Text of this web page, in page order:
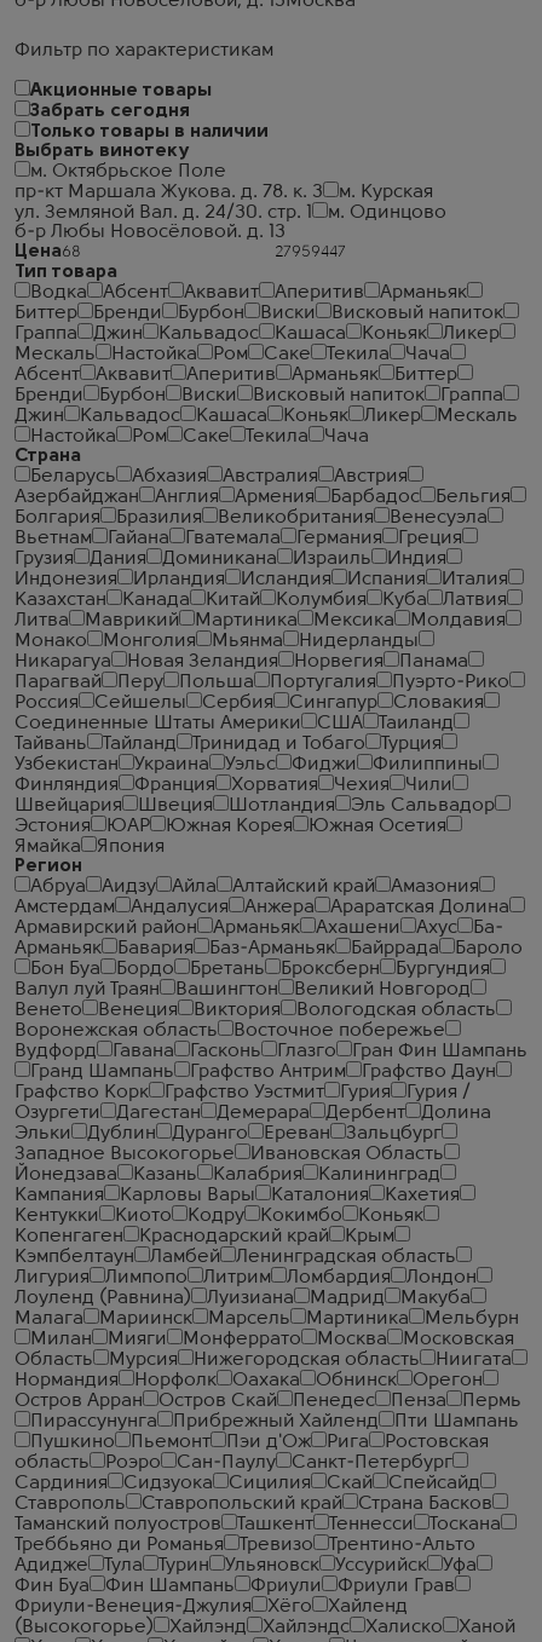
Фильтр по характеристикам
Акционные товары
Забрать сегодня
Только товары в наличии
Выбрать винотеку
м. Октябрьское Поле
пр-кт Маршала Жукова. д. 78. к. 3
м. Курская
ул. Земляной Вал. д. 24/30. стр. 1
м. Одинцово
б-р Любы Новосёловой. д. 13
Цена
Тип товара
Водка
Абсент Аквавит Аперитив
Арманьяк
Биттер
Бренди Бурбон Виски
Висковый напиток
Граппа
Джин Кальвадос Кашаса Коньяк
Ликер
Мескаль
Настойка Ром Саке Текила
Чача
Абсент
Аквавит Аперитив Арманьяк
Биттер
Бренди
Бурбон Виски Висковый напиток
Граппа
Джин
Кальвадос Кашаса Коньяк Ликер
Мескаль
Настойка
Ром Саке Текила
Чача
Страна
Беларусь
Абхазия Австралия
Австрия
Азербайджан
Англия Армения Барбадос
Бельгия
Болгария
Бразилия Великобритания
Венесуэла
Вьетнам
Гайана Гватемала Германия
Греция
Грузия
Дания Доминикана Израиль
Индия
Индонезия
Ирландия Исландия Испания
Италия
Казахстан
Канада Китай Колумбия Куба
Латвия
Литва
Маврикий Мартиника Мексика
Молдавия
Монако
Монголия Мьянма
Нидерланды
Никарагуа
Новая Зеландия Норвегия
Панама
Парагвай
Перу Польша Португалия
Пуэрто-Рико
Россия
Сейшелы Сербия Сингапур
Словакия
Соединенные Штаты Америки
США
Таиланд
Тайвань
Тайланд Тринидад и Тобаго
Турция
Узбекистан
Украина Уэльс Фиджи
Филиппины
Финляндия
Франция Хорватия Чехия
Чили
Швейцария
Швеция Шотландия
Эль Сальвадор
Эстония
ЮАР Южная Корея
Южная Осетия
Ямайка
Япония
Регион
Абруа
Аидзу Айла Алтайский край
Амазония
Амстердам
Андалусия Анжера
Араратская Долина
Армавирский район
Арманьяк Ахашени Ахус
Ба-
Арманьяк
Бавария Баз-Арманьяк Байррада
Бароло
Бон Буа
Бордо Бретань Броксберн
Бургундия
Валул луй Траян
Вашингтон
Великий Новгород
Венето
Венеция Виктория
Вологодская область
Воронежская область
Восточное побережье
Вудфорд
Гавана Гасконь Глазго
Гран Фин Шампань
Гранд Шампань
Графство Антрим
Графство Даун
Графство Корк
Графство Уэстмит Гурия
Гурия /
Озургети
Дагестан Демерара Дербент
Долина
Эльки
Дублин Дуранго Ереван
Зальцбург
Западное Высокогорье
Ивановская Область
Йонедзава
Казань Калабрия
Калининград
Кампания
Карловы Вары Каталония
Кахетия
Кентукки
Киото Кодру Кокимбо
Коньяк
Копенгаген
Краснодарский край
Крым
Кэмпбелтаун
Ламбей
Ленинградская область
Лигурия
Лимпопо Литрим Ломбардия
Лондон
Лоуленд (Равнина)
Луизиана Мадрид
Макуба
Малага
Мариинск Марсель Мартиника
Мельбурн
Милан
Мияги Монферрато Москва
Московская
Область
Мурсия Нижегородская область
Ниигата
Нормандия
Норфолк Оахака Обнинск
Орегон
Остров Арран
Остров Скай Пенедес Пенза
Пермь
Пирассунунга
Прибрежный Хайленд
Пти Шампань
Пушкино
Пьемонт Пэи д'Ож Рига
Ростовская
область
Роэро Сан-Паулу
Санкт-Петербург
Сардиния
Сидзуока Сицилия Скай
Спейсайд
Ставрополь
Ставропольский край
Страна Басков
Таманский полуостров
Ташкент Теннесси
Тоскана
Треббьяно ди Романья
Тревизо
Трентино-Альто
Адидже
Тула Турин Ульяновск Уссурийск
Уфа
Фин Буа
Фин Шампань Фриули
Фриули Грав
Фриули-Венеция-Джулия
Хёго
Хайленд
(Высокогорье)
Хайлэнд Хайлэндс Халиско
Ханой